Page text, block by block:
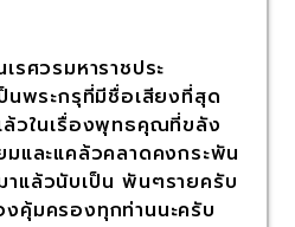
รศวรมหาราชประ
พระกรุที่มีชื่อเสียงที่สุด
ล้วในเรื่องพุทธคุณที่ขลัง
และแคล้วคลาดคงกระพัน
แล้วนับเป็น พันๆรายครับ
คุ้มครองทุกท่านนะครับ